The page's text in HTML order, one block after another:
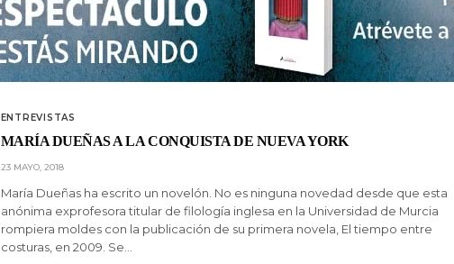
ENTREVISTAS
MARÍA DUEÑAS A LA CONQUISTA DE NUEVA YORK
23 MAYO, 2018
María Dueñas ha escrito un novelón. No es ninguna novedad desde que esta
anónima exprofesora titular de filología inglesa en la Universidad de Murcia
rompiera moldes con la publicación de su primera novela, El tiempo entre
costuras, en 2009. Se…